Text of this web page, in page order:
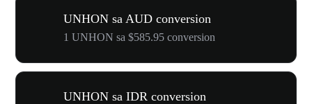
UNHON sa AUD conversion
1 UNHON sa $585.95 conversion
UNHON sa IDR conversion